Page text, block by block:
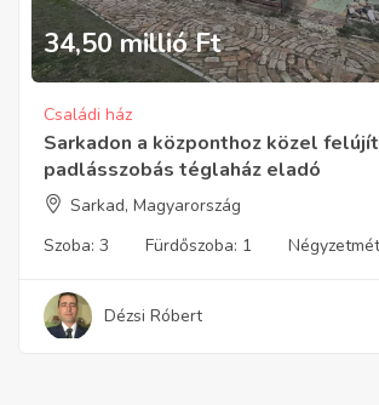
34,50 millió Ft
Családi ház
Sarkadon a központhoz közel
padlásszobás téglaház eladó
Sarkad, Magyarország
Szoba: 3 Fürdőszoba: 1
Dézsi Róbert